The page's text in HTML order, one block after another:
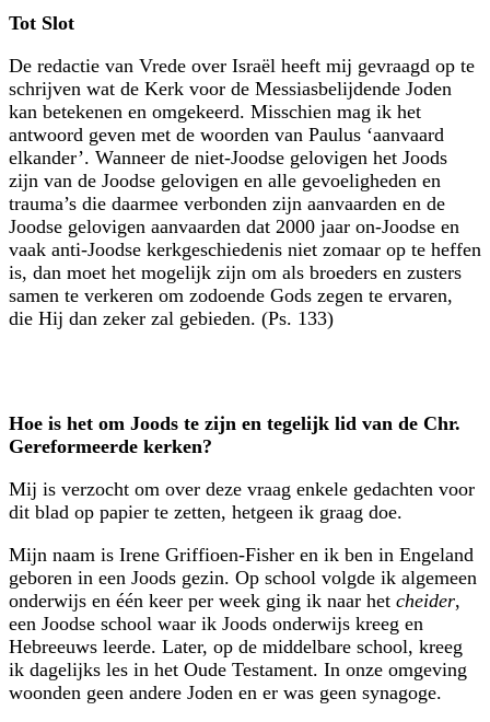
Tot Slot
De redactie van Vrede over Israël heeft mij gevraagd op te
schrijven wat de Kerk voor de Messiasbelijdende Joden
kan betekenen en omgekeerd. Misschien mag ik het
antwoord geven met de woorden van Paulus ‘aanvaard
elkander’. Wanneer de niet-Joodse gelovigen het Joods
zijn van de Joodse gelovigen en alle gevoeligheden en
trauma’s die daarmee verbonden zijn aanvaarden en de
Joodse gelovigen aanvaarden dat 2000 jaar on-Joodse en
vaak anti-Joodse kerkgeschiedenis niet zomaar op te heffen
is, dan moet het mogelijk zijn om als broeders en zusters
samen te verkeren om zodoende Gods zegen te ervaren,
die Hij dan zeker zal gebieden. (Ps. 133)
Hoe is het om Joods te zijn en tegelijk lid van de Chr.
Gereformeerde kerken?
Mij is verzocht om over deze vraag enkele gedachten voor
dit blad op papier te zetten, hetgeen ik graag doe.
Mijn naam is Irene Griffioen-Fisher en ik ben in Engeland
geboren in een Joods gezin. Op school volgde ik algemeen
onderwijs en één keer per week ging ik naar het cheider,
een Joodse school waar ik Joods onderwijs kreeg en
Hebreeuws leerde. Later, op de middelbare school, kreeg
ik dagelijks les in het Oude Testament. In onze omgeving
woonden geen andere Joden en er was geen synagoge.